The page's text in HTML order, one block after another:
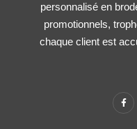
personnalisé en
promotionnels,
chaque client est